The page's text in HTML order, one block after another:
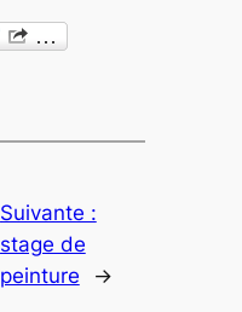
Suivante :
stage de
peinture
→